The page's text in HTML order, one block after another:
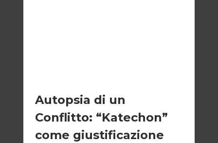
Autopsia di un
Conflitto: “Katechon”
come giustificazione